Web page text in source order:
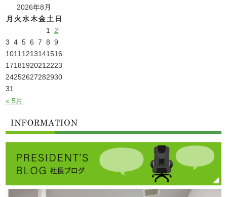
2026年8月
月 火 水木金土 日
1 2
3 4 5 6 7 8 9
10111213141516
17181920212223
24252627282930
31
« 5月